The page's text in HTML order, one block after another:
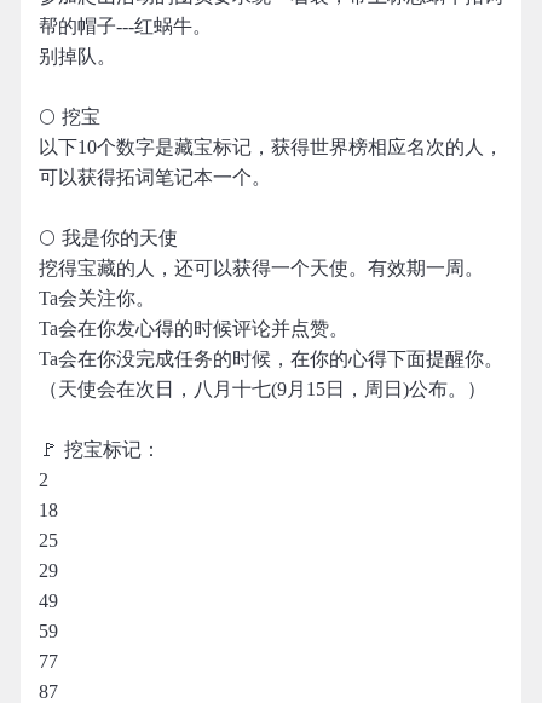
帮的帽子---红蜗牛。
别掉队。
🌕 挖宝
以下10个数字是藏宝标记，获得世界榜相应名次的人，
可以获得拓词笔记本一个。
🌕 我是你的天使
挖得宝藏的人，还可以获得一个天使。有效期一周。
Ta会关注你。
Ta会在你发心得的时候评论并点赞。
Ta会在你没完成任务的时候，在你的心得下面提醒你。
（天使会在次日，八月十七(9月15日，周日)公布。）
🚩 挖宝标记：
2
18
25
29
49
59
77
87